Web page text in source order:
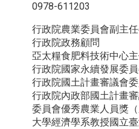
0978-611203
行政院農業委員會副主
行政院政務顧問
亞太糧食肥料技術中心
行政院國家永續發展委
行政院國土計畫審議會
行政院內政部國土計畫
委員會優秀農業人員獎
大學經濟學系教授國立